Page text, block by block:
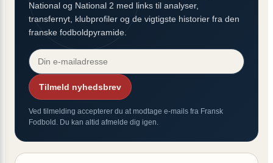
National og National 2 med links til analyser,
transfernyt, klubprofiler og de vigtigste historier fra den
franske fodboldpyramide.
Tilmeld nyhedsbrev
Ved tilmelding accepterer du at modtage e-mails fra Fransk
Fodbold. Du kan altid afmelde dig igen.